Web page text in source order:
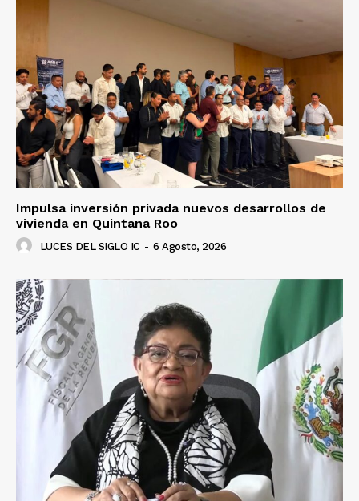
Impulsa inversión privada nuevos desarrollos de
vivienda en Quintana Roo
LUCES DEL SIGLO IC - 6 Agosto, 2026